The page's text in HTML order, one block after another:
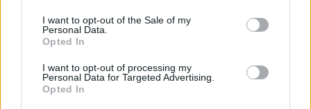
I want to opt-out of the Sale of my
Personal Data.
Opted In
I want to opt-out of processing my
Personal Data for Targeted Advertising.
Opted In